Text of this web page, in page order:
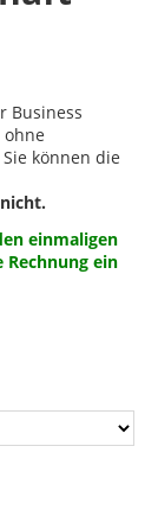
Business
können die
einmaligen
Rechnung ein